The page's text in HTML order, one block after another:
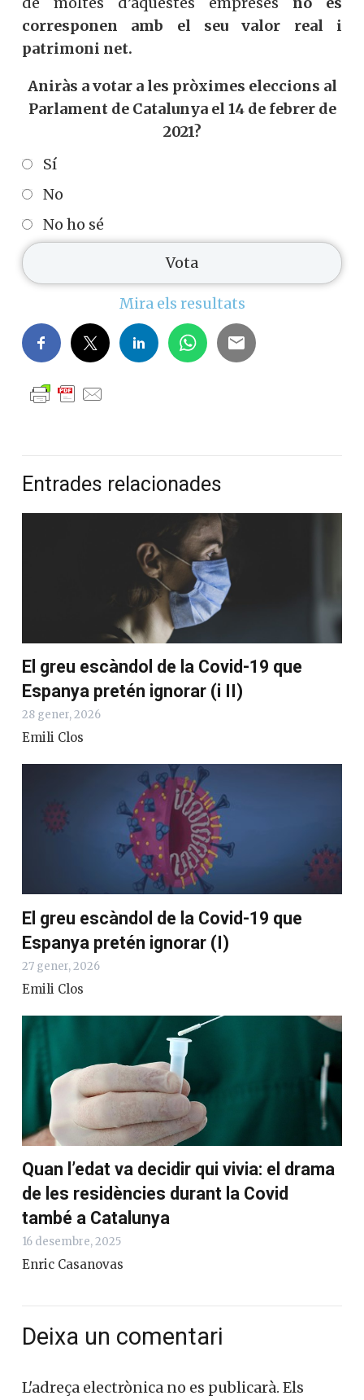
corresponen amb el seu valor real i
patrimoni net.
Aniràs a votar a les pròximes eleccions al
Parlament de Catalunya el 14 de febrer de
2021?
Sí
No
No ho sé
Mira els resultats
Entrades relacionades
El greu escàndol de la Covid-19 que
Espanya pretén ignorar (i II)
28 gener, 2026
Emili Clos
El greu escàndol de la Covid-19 que
Espanya pretén ignorar (I)
27 gener, 2026
Emili Clos
Quan l’edat va decidir qui vivia: el drama
de les residències durant la Covid
també a Catalunya
16 desembre, 2025
Enric Casanovas
Deixa un comentari
L'adreça electrònica no es publicarà. Els